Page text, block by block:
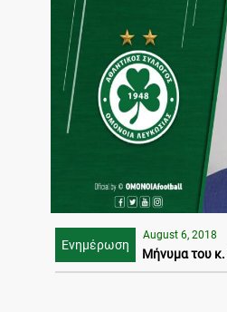
Ενημέρωση
August 6, 2018
Μήνυμα του